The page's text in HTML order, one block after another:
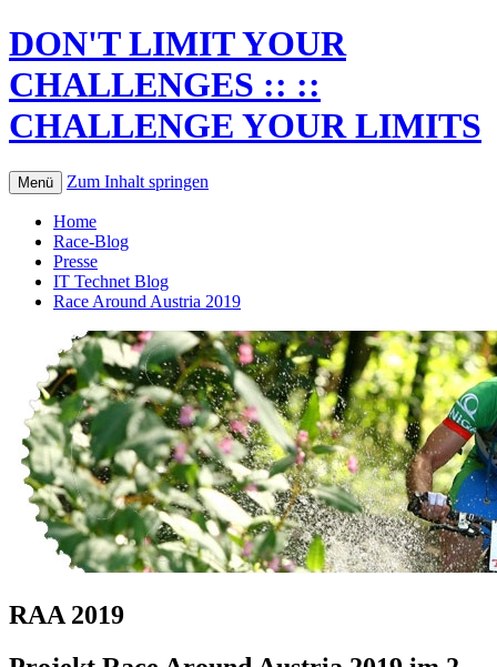
DON'T LIMIT YOUR
CHALLENGES :: ::
CHALLENGE YOUR LIMITS
Menü Zum Inhalt springen
Home
Race-Blog
Presse
IT Technet Blog
Race Around Austria 2019
RAA 2019